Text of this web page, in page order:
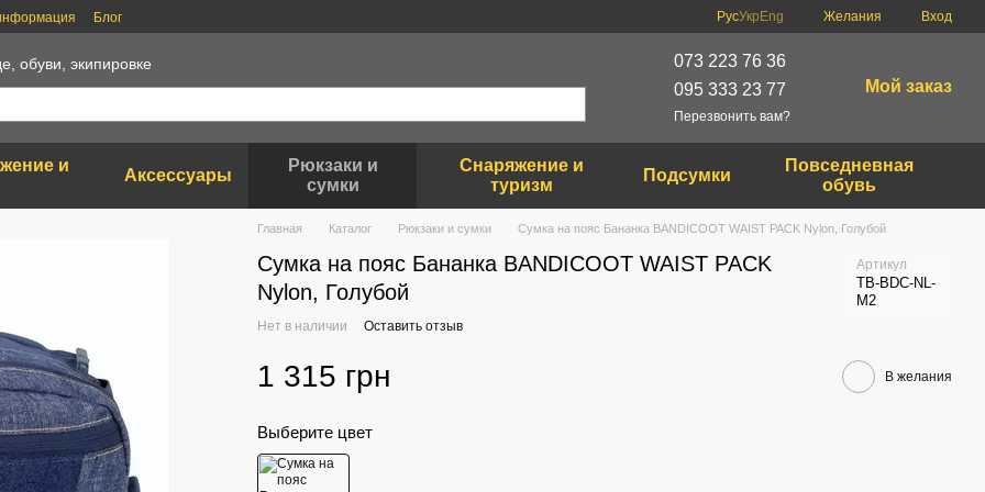
Блог РусУкр Eng Желания Вход
обуви, экипировке
073 223 76 36
095 333 23 77
Перезвонить вам?
Мой заказ
и
Аксессуары
Рюкзаки и
сумки
Снаряжение и
туризм
Подсумки
Повседневная
обувь
Главная Каталог Рюкзаки и сумки Сумка на пояс Бананка BANDICOOT WAIST PACK Nylon, Голубой
Сумка на пояс Бананка BANDICOOT WAIST PACK
Nylon, Голубой
Артикул
TB-BDC-NL-
M2
Нет в наличии Оставить отзыв
1 315 грн В желания
Выберите цвет